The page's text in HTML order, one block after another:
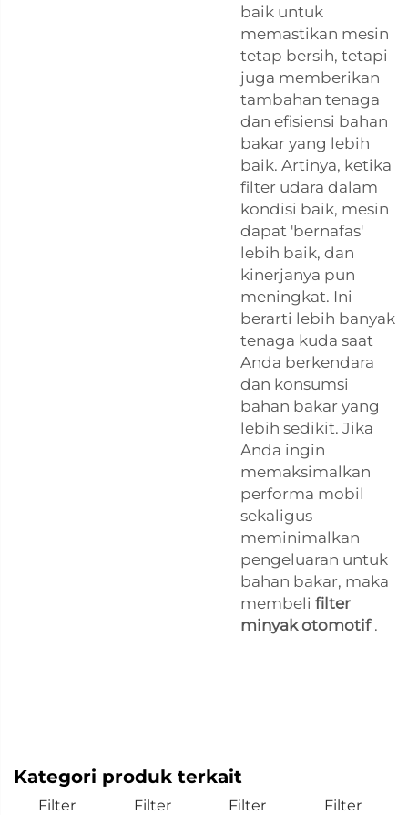
baik untuk
memastikan mesin
tetap bersih, tetapi
juga memberikan
tambahan tenaga
dan efisiensi bahan
bakar yang lebih
baik. Artinya, ketika
filter udara dalam
kondisi baik, mesin
dapat 'bernafas'
lebih baik, dan
kinerjanya pun
meningkat. Ini
berarti lebih banyak
tenaga kuda saat
Anda berkendara
dan konsumsi
bahan bakar yang
lebih sedikit. Jika
Anda ingin
memaksimalkan
performa mobil
sekaligus
meminimalkan
pengeluaran untuk
bahan bakar, maka
membeli filter
minyak otomotif .
Kategori produk terkait
Filter
Filter
Filter
Filter